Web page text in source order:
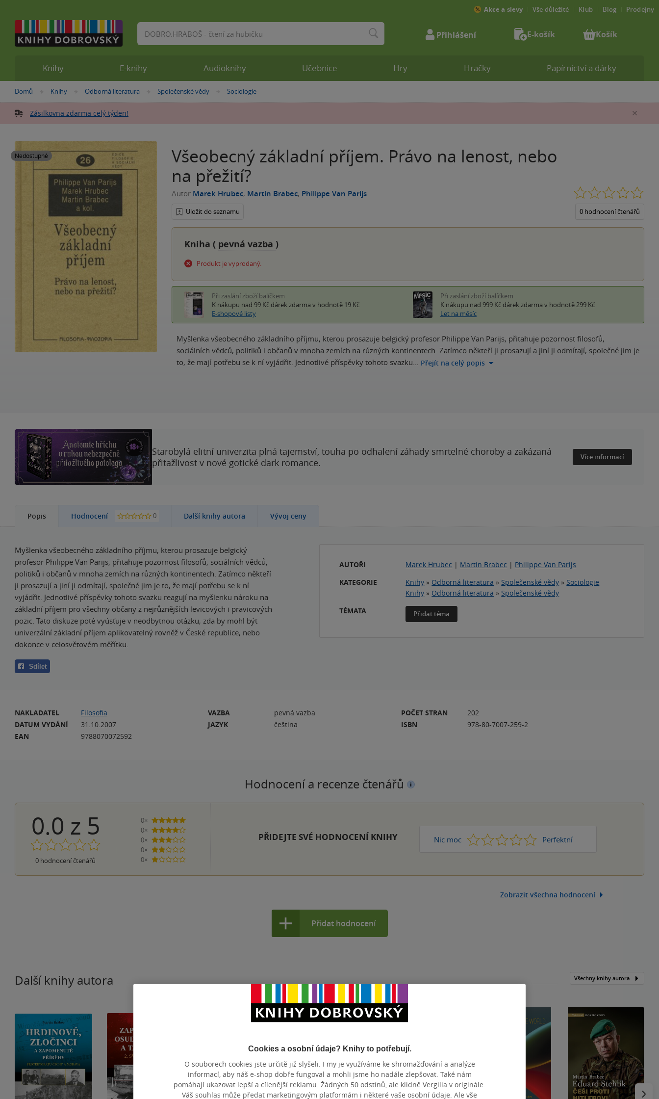
Nacházíte
zde:
Domů »
Knihy »
Odborná literatura »
Společenské vědy »
Sociologie
Zásilkovna zdarma celý týden!
Nedostupné
Všeobecný základní příjem. Právo na lenost, nebo
na přežití?
Autor Marek Hrubec, Martin Brabec, Philippe Van Parijs
Uložit do seznamu 0 hodnocení čtenářů
Kniha ( pevná vazba )
Produkt je vyprodaný.
Při zaslání zboží balíčkem
K nákupu nad 99 Kč dárek zdarma v hodnotě 19 Kč
E-shopové listy
Při zaslání zboží balíčkem
K nákupu nad 999 Kč dárek zdarma v hodnotě 299 Kč
Let na měsíc
Myšlenka všeobecného základního příjmu, kterou prosazuje belgický profesor Philippe Van Parijs, přitahuje pozornost filosofů,
sociálních vědců, politiků i občanů v mnoha zemích na různých kontinentech. Zatímco někteří ji prosazují a jiní ji odmítají, společné jim je
to, že mají potřebu se k ní vyjádřit. Jednotlivé příspěvky tohoto svazku… Přejít na celý popis
Starobylá elitní univerzita plná tajemství, touha po odhalení záhady smrtelné choroby a zakázaná
přitažlivost v nové gotické dark romance.
Více informací
Popis Hodnocení 0 Další knihy autora Vývoj ceny
Myšlenka všeobecného základního příjmu, kterou prosazuje belgický
profesor Philippe Van Parijs, přitahuje pozornost filosofů, sociálních vědců,
politiků i občanů v mnoha zemích na různých kontinentech. Zatímco někteří
ji prosazují a jiní ji odmítají, společné jim je to, že mají potřebu se k ní
vyjádřit. Jednotlivé příspěvky tohoto svazku reagují na myšlenku nároku na
základní příjem pro všechny občany z nejrůznějších levicových i pravicových
pozic. Tato diskuze poté vyúsťuje v neodbytnou otázku, zda by mohl být
univerzální základní příjem aplikovatelný rovněž v České republice, nebo
dokonce v celosvětovém měřítku.
Sdílet
AUTOŘI Marek Hrubec | Martin Brabec | Philippe Van Parijs
KATEGORIE
Knihy » Odborná literatura » Společenské vědy » Sociologie
Knihy » Odborná literatura » Společenské vědy
TÉMATA
Přidat téma
NAKLADATEL
Filosofia
DATUM VYDÁNÍ
31.10.2007
EAN
9788070072592
VAZBA
pevná vazba
JAZYK
čeština
POČET STRAN
202
ISBN
978-80-7007-259-2
Hodnocení a recenze čtenářů
0.0 z 5
0 hodnocení čtenářů
0×
5 hvězdiček
0×
4 hvězdičky
0×
3 hvězdičky
0×
2 hvězdičky
0×
1 hvezdička
PŘIDEJTE SVÉ HODNOCENÍ KNIHY Nic moc 1 2 3 4 Perfektní
5
Zobrazit všechna hodnocení
Přidat hodnocení
Další knihy autora Všechny knihy autora
Knihy E-knihy Audioknihy Učebnice Hry Hračky Papírnictví a dárky
Akce a slevy Vše důležité Klub Blog Prodejny
Vyhledávání Přihlášení E-košík Košík
Cookies a osobní údaje? Knihy to potřebují.
O souborech cookies jste určitě již slyšeli. I my je využíváme ke shromažďování a analýze
informací, aby náš e-shop dobře fungoval a mohli jsme ho nadále zlepšovat. Také nám
pomáhají ukazovat lepší a cílenější reklamu. Žádných 50 odstínů, ale klidně Vergilia v originále.
Váš souhlas může předat marketingovým platformám i některé vaše osobní údaje. Ale vše